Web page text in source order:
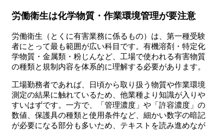
労働衛生は化学物質・作業環境管理が要注意
労働衛生（とくに有害業務に係るもの）は、第一種受験
者にとって最も範囲が広い科目です。有機溶剤・特定化
学物質・金属類・粉じんなど、工場で使われる有害物質
の種類と規制内容を体系的に理解する必要があります。
工場勤務者であれば、日頃から取り扱う物質や作業環境
測定の結果に触れているため、他業種より知識が入りや
すいはずです。一方で、「管理濃度」や「許容濃度」の
数値、保護具の種類と使用条件など、細かい数字の暗記
が必要になる部分も多いため、テキストを読み進めなが